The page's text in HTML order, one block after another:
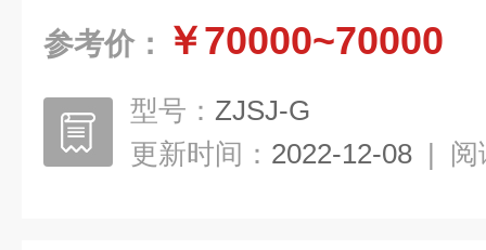
参考价： ￥70000~70000
型号： ZJSJ-G
更新时间： 2022-12-08 | 阅